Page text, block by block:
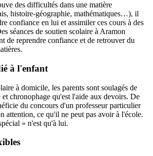
des difficultés dans une matière
histoire-géographie, mathématiques…), il
confiance en lui et assimiler ces cours à des
séances de soutien scolaire à Aramon
de reprendre confiance et de retrouver du
à l'enfant
à domicile, les parents sont soulagés de
et chronophage qu'est l'aide aux devoirs. De
du concours d'un professeur particulier
attention, ce qu'il ne peut pas avoir à l'école.
» n'est qu'à lui.